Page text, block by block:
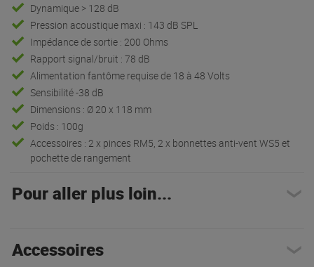
Dynamique > 128 dB
Pression acoustique maxi : 143 dB SPL
Impédance de sortie : 200 Ohms
Rapport signal/bruit : 78 dB
Alimentation fantôme requise de 18 à 48 Volts
Sensibilité -38 dB
Dimensions : Ø 20 x 118 mm
Poids : 100g
Accessoires : 2 x pinces RM5, 2 x bonnettes anti-vent WS5 et
pochette de rangement
Pour aller plus loin...
Accessoires